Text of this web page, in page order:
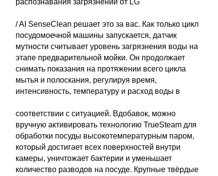
распознавания загрязнений от LG
/ AI SenseClean решает это за вас. Как только цикл
посудомоечной машины запускается, датчик
мутности считывает уровень загрязнения воды на
этапе предварительной мойки. Он продолжает
снимать показания на протяжении всего цикла
мытья и полоскания, регулируя время,
интенсивность, температуру и расход воды в
соответствии с ситуацией. Вдобавок, можно
вручную активировать технологию TrueSteam для
обработки посуды высокотемпературным паром,
который достигает всех поверхностей внутри
камеры, уничтожает бактерии и уменьшает
количество разводов на посуде. Крупные твёрдые